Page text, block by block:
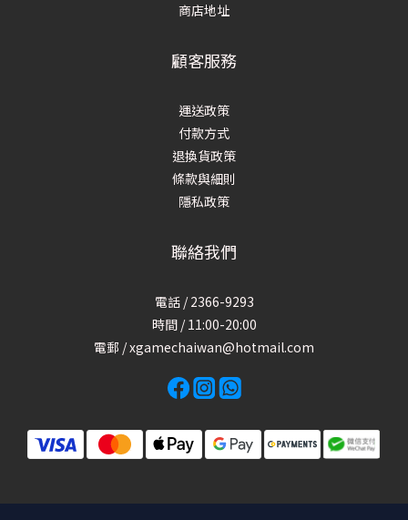
商店地址
顧客服務
運送政策
付款方式
退換貨政策
條款與細則
隱私政策
聯絡我們
電話 / 2366-9293
時間 / 11:00-20:00
電郵 / xgamechaiwan@hotmail.com